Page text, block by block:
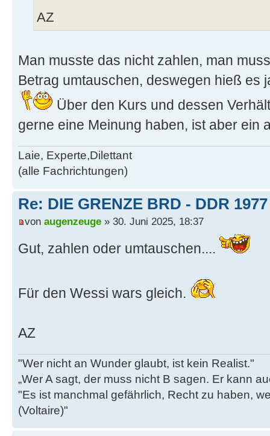
AZ
Man musste das nicht zahlen, man
Betrag umtauschen, deswegen hieß es
Über den Kurs und dessen
gerne eine Meinung haben, ist aber ein
Laie, Experte,Dilettant
(alle Fachrichtungen)
Re: DIE GRENZE BRD - DDR
von augenzeuge » 30. Juni 2025, 18:37
Gut, zahlen oder umtauschen....
Für den Wessi wars gleich.
AZ
"Wer nicht an Wunder glaubt, ist kein Realist."
„Wer A sagt, der muss nicht B sagen. Er kann
"Es ist manchmal gefährlich, Recht zu haben,
(Voltaire)"